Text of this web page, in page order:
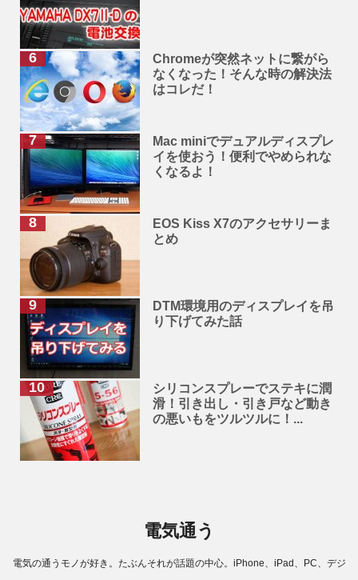
Chromeが突然ネットに繋がら
なくなった！そんな時の解決法
はコレだ！
Mac miniでデュアルディスプレ
イを使おう！便利でやめられな
くなるよ！
EOS Kiss X7のアクセサリーま
とめ
DTM環境用のディスプレイを吊
り下げてみた話
シリコンスプレーでステキに潤
滑！引き出し・引き戸など動き
の悪いもをツルツルに！...
電気通う
電気の通うモノが好き。たぶんそれが話題の中心。iPhone、iPad、PC、デジ